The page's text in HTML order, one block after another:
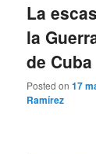
La
la
de Cuba
Posted on17
Ramírez